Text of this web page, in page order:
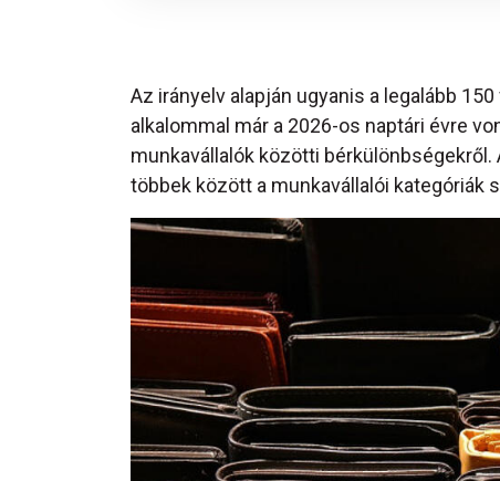
Az irányelv alapján ugyanis a legalább
alkalommal már a 2026-os naptári évre
munkavállalók közötti
többek között a munkavállalói kategóriák